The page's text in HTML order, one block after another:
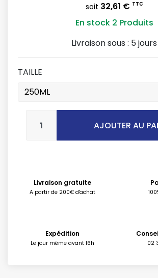
soit 32,61 € TTC
En stock 2 Produits
Livraison sous : 5 jours
TAILLE
AJOUTER AU
Livraison gratuite
A partir de 200€ d'achat
Expédition
Le jour même avant 16h 02